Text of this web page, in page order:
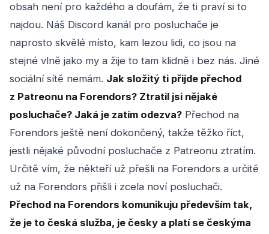
obsah není pro každého a doufám, že ti praví si to
najdou. Náš Discord kanál pro posluchače je
naprosto skvělé místo, kam lezou lidi, co jsou na
stejné vlně jako my a žije to tam klidně i bez nás. Jiné
sociální sítě nemám. Jak složitý ti přijde přechod
z Patreonu na Forendors? Ztratil jsi nějaké
posluchače? Jaká je zatím odezva? Přechod na
Forendors ještě není dokončený, takže těžko říct,
jestli nějaké původní posluchače z Patreonu ztratím.
Určitě vím, že někteří už přešli na Forendors a určitě
už na Forendors přišli i zcela noví posluchači.
Přechod na Forendors komunikuju především tak,
že je to česká služba, je česky a platí se českýma